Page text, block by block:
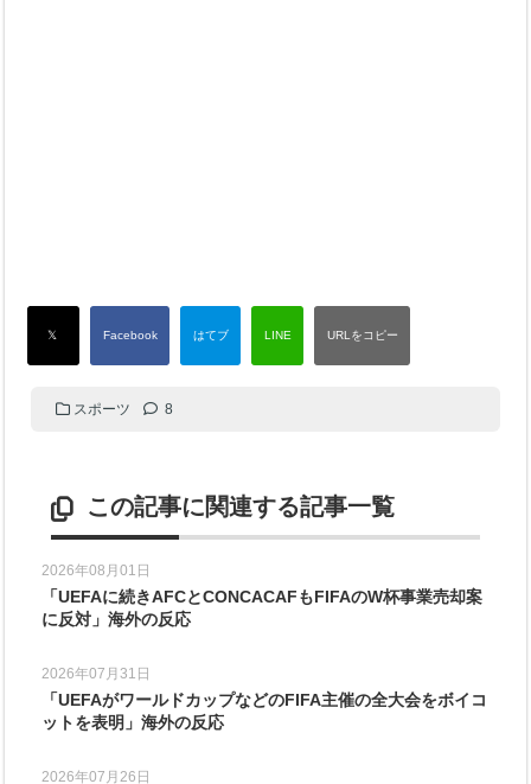
スポーツ 8
この記事に関連する記事一覧
2026年08月01日
「UEFAに続きAFCとCONCACAFもFIFAのW杯事業売却案
に反対」海外の反応
2026年07月31日
「UEFAがワールドカップなどのFIFA主催の全大会をボイコ
ットを表明」海外の反応
2026年07月26日